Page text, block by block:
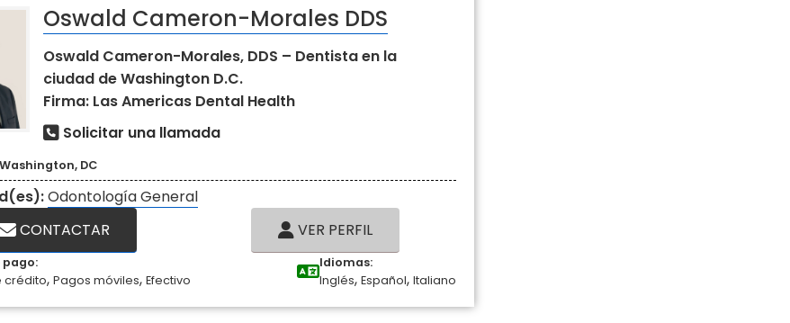
Oswald Cameron-Morales DDS
Oswald Cameron-Morales, DDS – Dentista en la
ciudad de Washington D.C.
Firma: Las Americas Dental Health
Solicitar una llamada
DC
Odontología General
CONTACTAR
VER PERFIL
pago:
crédito, Pagos móviles, Efectivo
Idiomas:
Inglés, Español, Italiano